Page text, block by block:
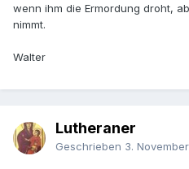
wenn ihm die Ermordung droht,
nimmt.
Walter
Lutheraner
Geschrieben 3.